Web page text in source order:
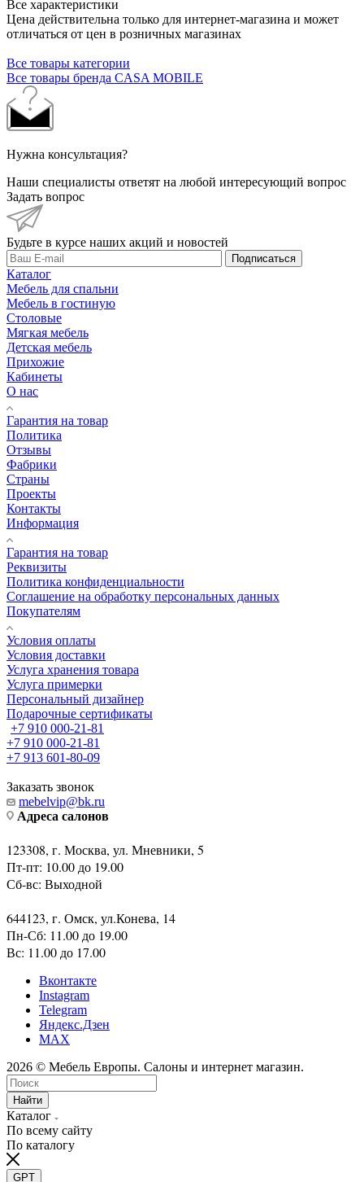
Все характеристики
Цена действительна только для интернет-магазина и может
отличаться от цен в розничных магазинах
Все товары категории
Все товары бренда CASA MOBILE
Нужна консультация?
Наши специалисты ответят на любой интересующий вопрос
Задать вопрос
Будьте в курсе наших акций и новостей
Подписаться
Каталог
Мебель для спальни
Мебель в гостиную
Столовые
Мягкая мебель
Детская мебель
Прихожие
Кабинеты
О нас
Гарантия на товар
Политика
Отзывы
Фабрики
Страны
Проекты
Контакты
Информация
Гарантия на товар
Реквизиты
Политика конфиденциальности
Соглашение на обработку персональных данных
Покупателям
Условия оплаты
Условия доставки
Услуга хранения товара
Услуга примерки
Персональный дизайнер
Подарочные сертификаты
+7 910 000-21-81
+7 910 000-21-81
+7 913 601-80-09
Заказать звонок
mebelvip@bk.ru
Адреса салонов
123308, г. Москва, ул. Мневники, 5
Пт-пт: 10.00 до 19.00
Сб-вс: Выходной
644123, г. Омск, ул.Конева, 14
Пн-Сб: 11.00 до 19.00
Вс: 11.00 до 17.00
Вконтакте
Instagram
Telegram
Яндекс.Дзен
MAX
2026 © Мебель Европы. Салоны и интернет магазин.
Найти
Каталог
По всему сайту
По каталогу
GPT